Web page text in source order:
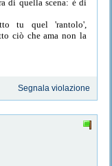
di quella scena: è di
tu quel 'rantolo',
ciò che ama non la
Segnala violazione